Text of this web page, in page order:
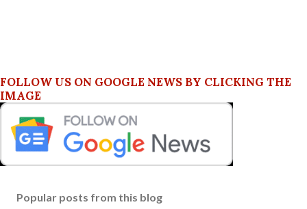
FOLLOW US ON GOOGLE NEWS BY CLICKING THE
IMAGE
Popular posts from this blog